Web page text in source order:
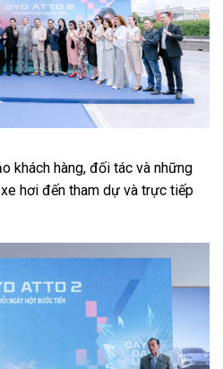
khách hàng, đối tác và những
hơi đến tham dự và trực tiếp